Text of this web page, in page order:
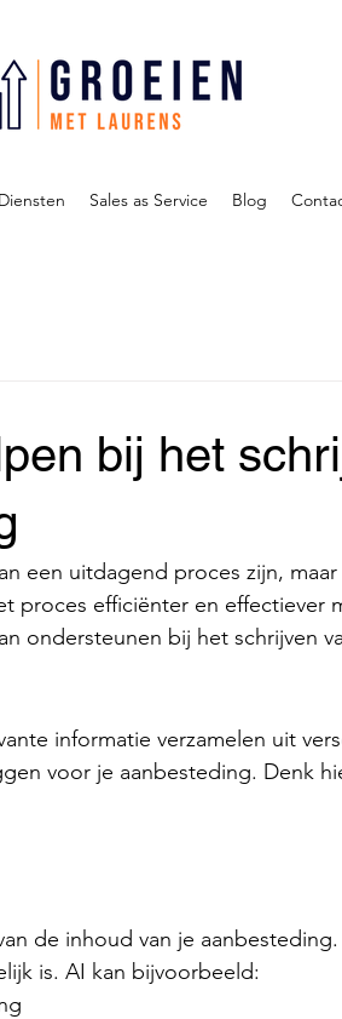
Diensten Sales as Service Blog
bij het
een uitdagend proces zijn,
proces efficiënter en effectiever
ondersteunen bij het schrijven
voor je aanbesteding. Denk
is. AI kan bijvoorbeeld: